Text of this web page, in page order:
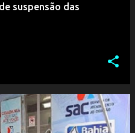
suspensão das